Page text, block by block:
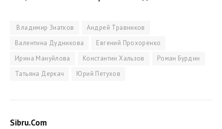
Владимир Знатков
Андрей Травников
Валентина Дудникова
Евгений Прохоренко
Ирина Мануйлова
Константин Хальзов
Роман Бурдин
Татьяна Деркач
Юрий Петухов
Sibru.Com